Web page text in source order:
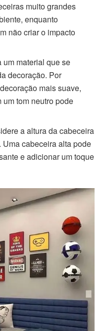
muito grandes
enquanto
não criar o impacto
um material que se
decoração. Por
mais suave,
tom neutro pode
a altura da cabeceira
cabeceira alta pode
e adicionar um toque